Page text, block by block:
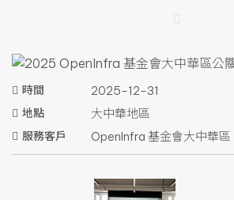
時間 2025-12-31
地點 大中華地區
服務客戶 OpenInfra 基金會大中華區